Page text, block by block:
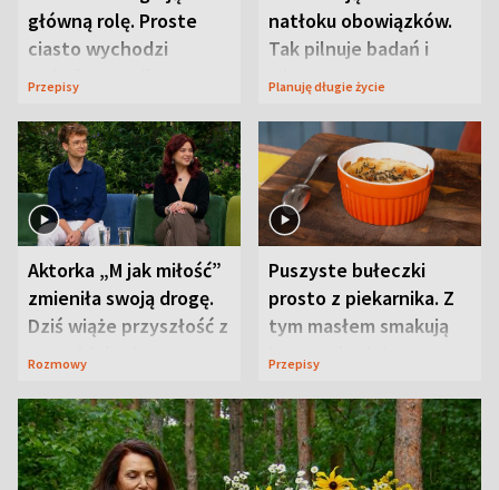
główną rolę. Proste
ciasto wychodzi
wyjątkowo wilgotne
Przepisy
natłoku obowiązków.
Tak pilnuje badań i
wizyt
Planuję długie życie
Aktorka „M jak miłość”
zmieniła swoją drogę.
Dziś wiąże przyszłość z
neurobiologią
Rozmowy
Puszyste bułeczki
prosto z piekarnika. Z
tym masłem smakują
jeszcze lepiej
Przepisy